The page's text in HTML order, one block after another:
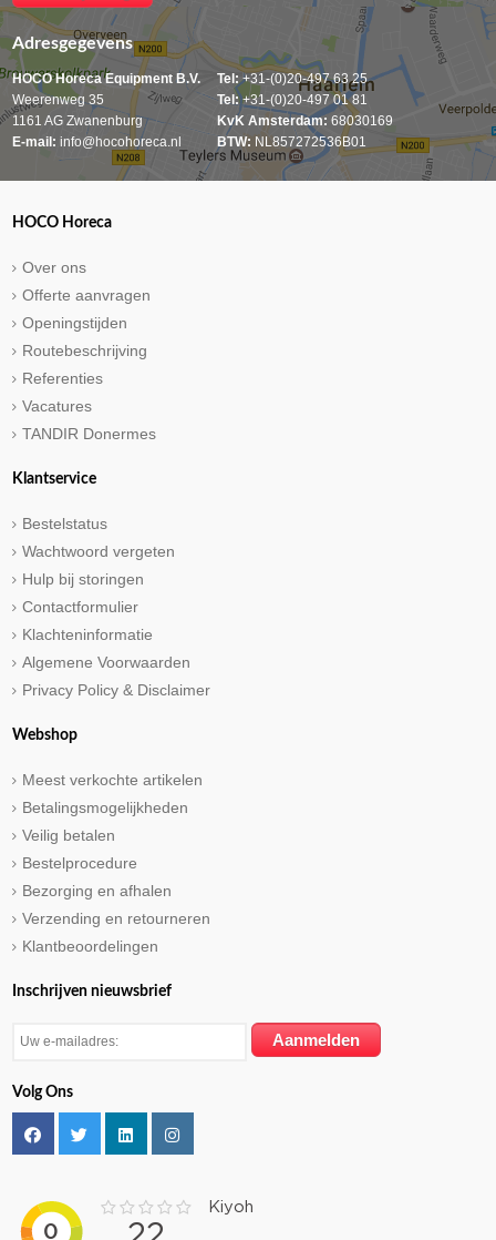
Adresgegevens
HOCO Horeca Equipment B.V.
Weerenweg 35
1161 AG Zwanenburg
E-mail: info@hocohoreca.nl
Tel:+31-(0)20-497 63 25
Tel:+31-(0)20-497 01 81
KvK Amsterdam: 68030169
BTW: NL857272536B01
HOCO Horeca
Over ons
Offerte aanvragen
Openingstijden
Routebeschrijving
Referenties
Vacatures
TANDIR Donermes
Klantservice
Bestelstatus
Wachtwoord vergeten
Hulp bij storingen
Contactformulier
Klachteninformatie
Algemene Voorwaarden
Privacy Policy & Disclaimer
Webshop
Meest verkochte artikelen
Betalingsmogelijkheden
Veilig betalen
Bestelprocedure
Bezorging en afhalen
Verzending en retourneren
Klantbeoordelingen
Inschrijven nieuwsbrief
Volg Ons